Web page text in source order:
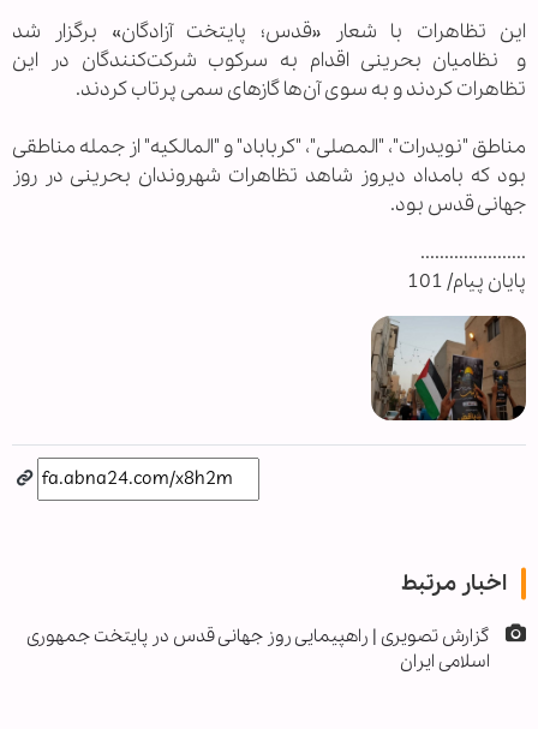
این تظاهرات با شعار «قدس؛ پایتخت آزادگان» برگزار شد
و نظامیان بحرینی اقدام به سرکوب شرکت‌کنندگان در این
تظاهرات کردند و به سوی آن‌ها گازهای سمی پرتاب کردند.
مناطق "نویدرات"، "المصلی"، "کرباباد" و "المالکیه" از جمله مناطقی
بود که بامداد دیروز شاهد تظاهرات شهروندان بحرینی در روز
جهانی قدس بود.
......................
پایان پیام/ 101
اخبار مرتبط
گزارش تصویری | راهپیمایی روز جهانی قدس در پایتخت جمهوری
اسلامی ایران